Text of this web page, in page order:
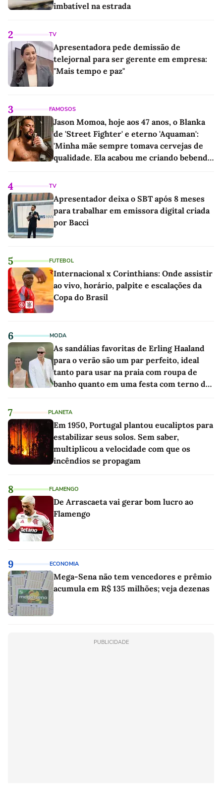
imbatível na estrada
2 TV
Apresentadora pede demissão de
telejornal para ser gerente em empresa:
"Mais tempo e paz"
3 FAMOSOS
Jason Momoa, hoje aos 47 anos, o Blanka
de 'Street Fighter' e eterno 'Aquaman':
'Minha mãe sempre tomava cervejas de
qualidade. Ela acabou me criando bebendo
4 TV
Apresentador deixa o SBT após 8 meses
para trabalhar em emissora digital criada
por Bacci
5 FUTEBOL
Internacional x Corinthians: Onde assistir
ao vivo, horário, palpite e escalações da
Copa do Brasil
6 MODA
As sandálias favoritas de Erling Haaland
para o verão são um par perfeito, ideal
tanto para usar na praia com roupa de
banho quanto em uma festa com terno de
7 PLANETA
Em 1950, Portugal plantou eucaliptos para
estabilizar seus solos. Sem saber,
multiplicou a velocidade com que os
incêndios se propagam
8 FLAMENGO
De Arrascaeta vai gerar bom lucro ao
Flamengo
9 ECONOMIA
Mega-Sena não tem vencedores e prêmio
acumula em R$ 135 milhões; veja dezenas
PUBLICIDADE